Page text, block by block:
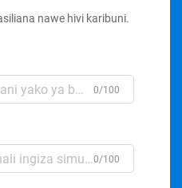
nawe hivi karibuni.
0/100
0/100